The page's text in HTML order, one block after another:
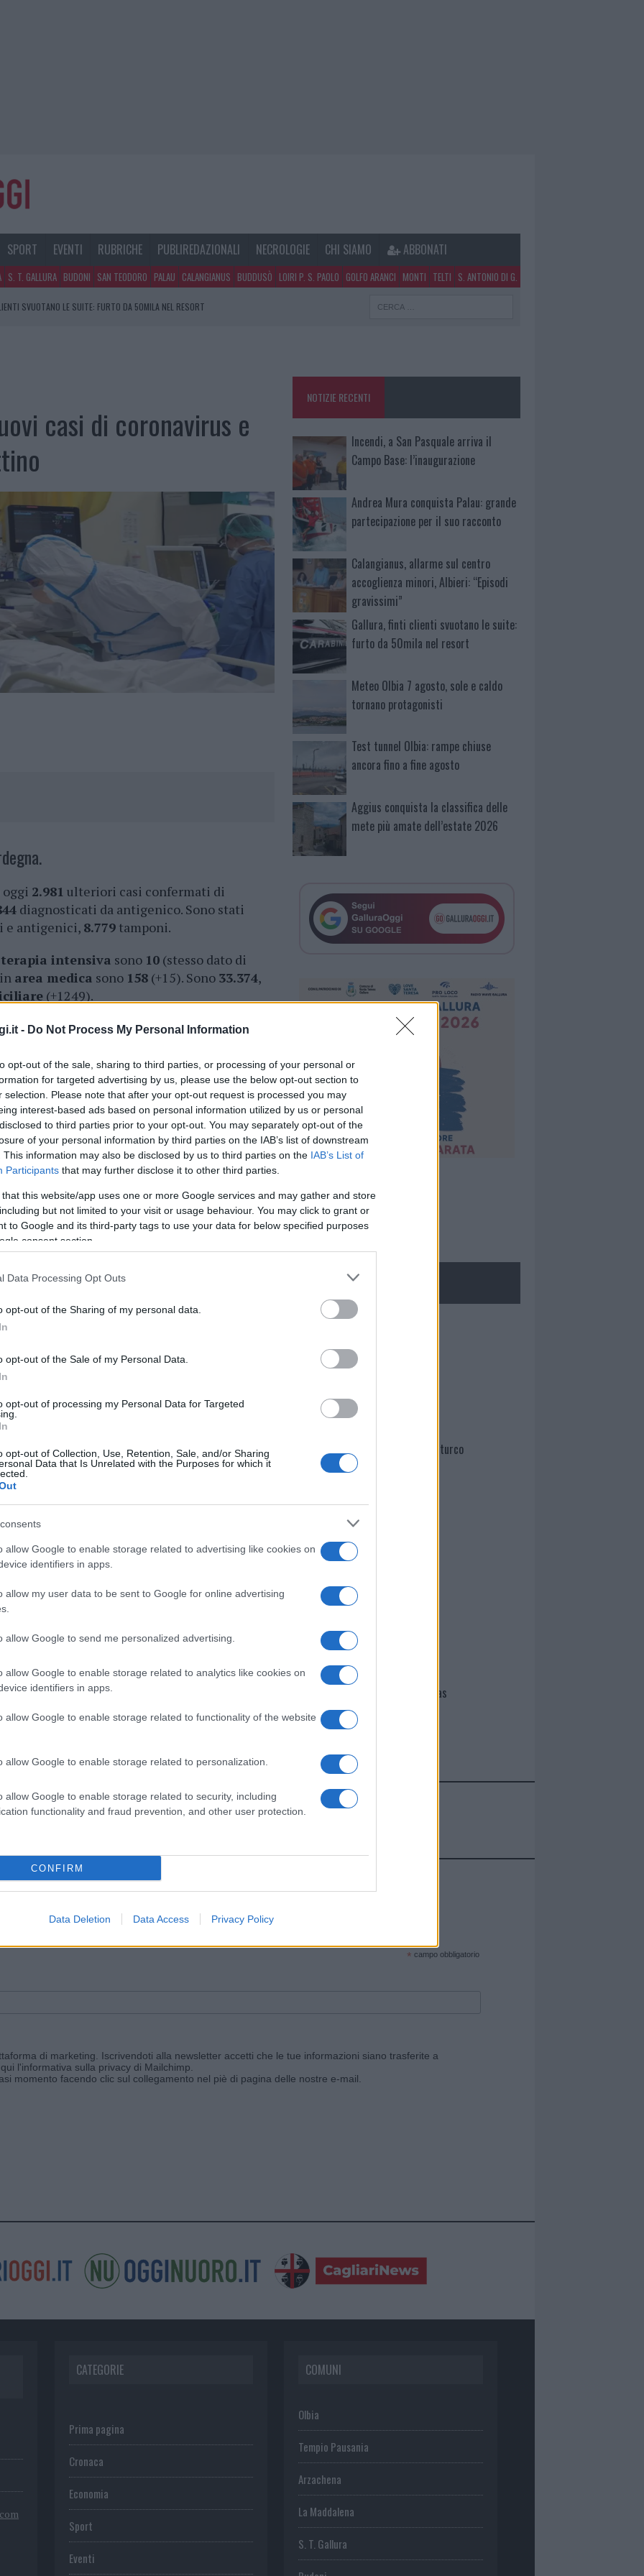
- Do Not Process My Personal Information
opt-out of the sale, sharing to third parties, or processing of your personal or
for targeted advertising by us, please use the below opt-out section to
selection. Please note that after your opt-out request is processed you may
interest-based ads based on personal information utilized by us or personal
to third parties prior to your opt-out. You may separately opt-out of the
of your personal information by third parties on the IAB’s list of downstream
This information may also be disclosed by us to third parties on the IAB’s List of
Participants that may further disclose it to other third parties.
that this website/app uses one or more Google services and may gather and store
but not limited to your visit or usage behaviour. You may click to grant or
to Google and its third-party tags to use your data for below specified purposes
consent section.
Data Processing Opt Outs
opt-out of the Sharing of my personal data.
opt-out of the Sale of my Personal Data.
opt-out of processing my Personal Data for Targeted
opt-out of Collection, Use, Retention, Sale, and/or Sharing
Data that Is Unrelated with the Purposes for which it
allow Google to enable storage related to advertising like cookies on
identifiers in apps.
allow my user data to be sent to Google for online advertising
allow Google to send me personalized advertising.
allow Google to enable storage related to analytics like cookies on
identifiers in apps.
allow Google to enable storage related to functionality of the website
allow Google to enable storage related to personalization.
allow Google to enable storage related to security, including
functionality and fraud prevention, and other user protection.
CONFIRM
Data Deletion Data Access Privacy Policy
SPORT EVENTI RUBRICHE PUBLIREDAZIONALI NECROLOGIE CHI SIAMO ABBONATI
S. T. GALLURA BUDONI SAN TEODORO PALAU CALANGIANUS BUDDUSÒ LOIRI P. S. PAOLO GOLFO ARANCI MONTI TELTI S. ANTONIO DI G.
SVUOTANO LE SUITE: FURTO DA 50MILA NEL RESORT
casi di coronavirus e
2.981 ulteriori casi confermati di
diagnosticati da antigenico. Sono stati
e antigenici, 8.779 tamponi.
terapia intensiva sono 10 (stesso dato di
area medica sono 158 (+15). Sono 33.374,
(+1249).
di 52e83 anni, residenti nellaprovincia
cliccandoqui
nella sezione Logindal menù del sito o
Bollettino Covid Sardegna
Prossimo articolo
NOTIZIE RECENTI
Incendi, a San Pasquale arriva il
Campo Base: l’inaugurazione
Andrea Mura conquista Palau: grande
partecipazione per il suo racconto
Calangianus, allarme sul centro
accoglienza minori, Albieri: “Episodi
gravissimi”
Gallura, finti clienti svuotano le suite:
furto da 50mila nel resort
Meteo Olbia 7 agosto, sole e caldo
tornano protagonisti
Test tunnel Olbia: rampe chiuse
ancora fino a fine agosto
Aggius conquista la classifica delle
mete più amate dell’estate 2026
NECROLOGIE
Martina Agostina Diturco
I nostri cari
I nostri cari
Giovannimaria Cabras
Invia un Comunicato Stampa|Pubblicità|Segnala
e ricevi le nostre email periodiche contenenti le ultime notizie pubblicate sul sito web!
* campo obbligatorio
di marketing. Iscrivendoti alla newsletter accetti che le tue informazioni siano trasferite a
l'informativa sulla privacy di Mailchimp
momento facendo clic sul collegamento nel piè di pagina delle nostre e-mail.
CATEGORIE
Prima pagina
Cronaca
Economia
Sport
Eventi
COMUNI
Olbia
Tempio Pausania
Arzachena
La Maddalena
S. T. Gallura